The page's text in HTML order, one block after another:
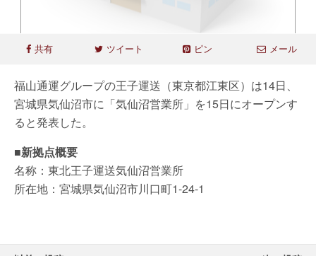
共有 ツイート ピン メール
福山通運グループの王子運送（東京都江東区）は14日、
宮城県気仙沼市に「気仙沼営業所」を15日にオープンす
ると発表した。
■新拠点概要
名称：東北王子運送気仙沼営業所
所在地：宮城県気仙沼市川口町1-24-1